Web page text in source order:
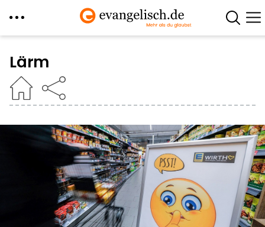
zum
Inhalt
Lärm